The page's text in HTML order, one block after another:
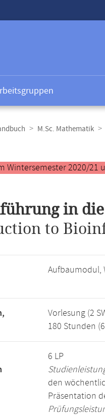
M.Sc. Mathematik
Wintersemester 2020/
in
to
Vorlesung (2
180 Stunden
6 LP
den
Präsentation